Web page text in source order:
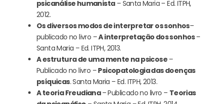
psicanálise humanista– Santa Maria – Ed. ITPH,
2012.
Os diversos modos de interpretar os sonhos–
publicado no livro –A interpretação dos sonhos–
Santa Maria – Ed. ITPH, 2013.
A estrutura de uma mente na psicose –
Publicado no livro – Psicopatologia das doenças
psíquicas. Santa Maria – Ed. ITPH, 2013.
A teoria Freudiana– Publicado no livro – Teorias